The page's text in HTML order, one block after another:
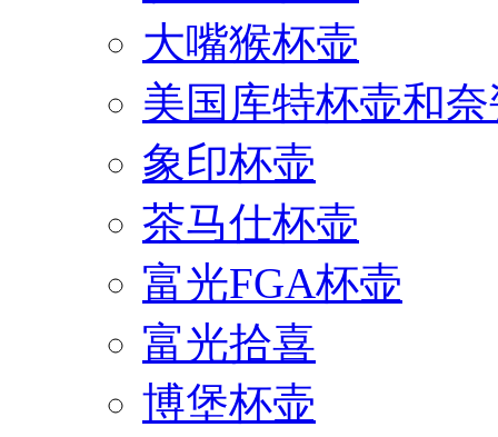
大嘴猴杯壶
美国库特杯壶和
象印杯壶
茶马仕杯壶
富光FGA杯壶
富光拾喜
博堡杯壶